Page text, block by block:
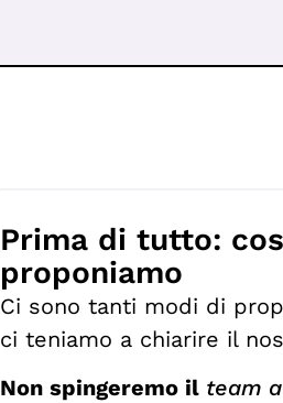
Prima di tutto:
proponiamo
Ci sono tanti modi di
ci teniamo a chiarire il
Non spingeremo il team